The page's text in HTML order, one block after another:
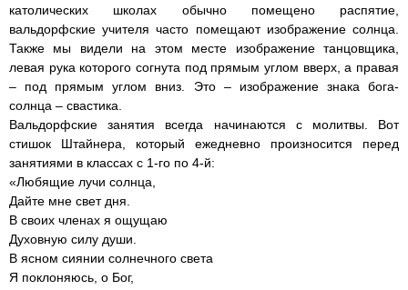
католических школах обычно помещено распятие,
вальдорфские учителя часто помещают изображение солнца.
Также мы видели на этом месте изображение танцовщика,
левая рука которого согнута под прямым углом вверх, а правая
– под прямым углом вниз. Это – изображение знака бога-
солнца – свастика.
Вальдорфские занятия всегда начинаются с молитвы. Вот
стишок Штайнера, который ежедневно произносится перед
занятиями в классах с 1-го по 4-й:
«Любящие лучи солнца,
Дайте мне свет дня.
В своих членах я ощущаю
Духовную силу души.
В ясном сиянии солнечного света
Я поклоняюсь, о Бог,